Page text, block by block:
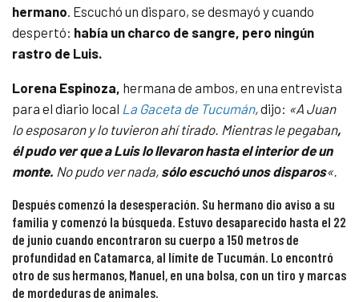
hermano. Escuchó un disparo, se desmayó y cuando
despertó: había un charco de sangre, pero ningún
rastro de Luis.
Lorena Espinoza, hermana de ambos, en una entrevista
para el diario local La Gaceta de Tucumán,dijo: «A Juan
lo esposaron y lo tuvieron ahí tirado. Mientras le pegaban,
él pudo ver que a Luis lo llevaron hasta el interior de un
monte. No pudo ver nada, sólo escuchó unos disparos«.
Después comenzó la desesperación. Su hermano dio aviso a su
familia y comenzó la búsqueda. Estuvo desaparecido hasta el 22
de junio cuando encontraron su cuerpo a 150 metros de
profundidad en Catamarca, al límite de Tucumán. Lo encontró
otro de sus hermanos, Manuel, en una bolsa, con un tiro y marcas
de mordeduras de animales.